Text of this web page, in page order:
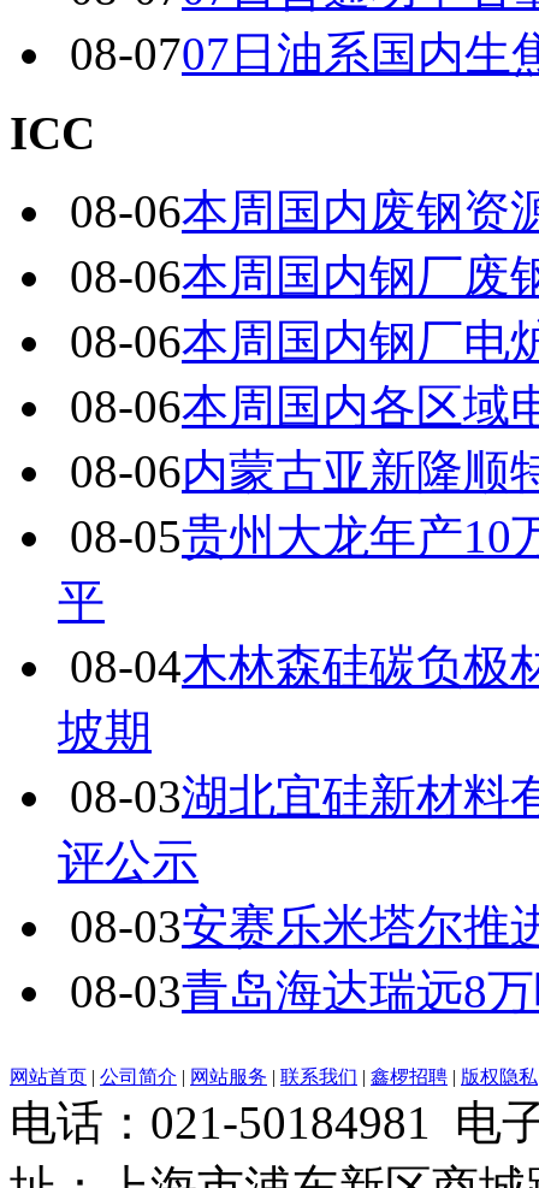
08-0707日油系国内生
ICC
08-06本周国内废钢资
08-06本周国内钢厂废
08-06本周国内钢厂电
08-06本周国内各区域
08-06内蒙古亚新隆顺
08-05贵州大龙年产10
平
08-04木林森硅碳负极
坡期
08-03湖北宜硅新材料
评公示
08-03安赛乐米塔尔推
08-03青岛海达瑞远8
网站首页 | 公司简介 | 网站服务 | 联系我们 | 鑫椤招聘 | 版权隐私
电话：021-50184981 电